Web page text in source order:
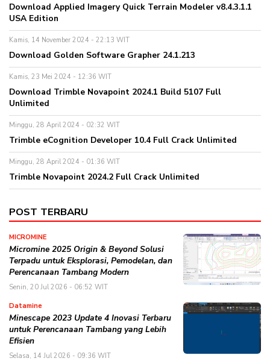
Download Applied Imagery Quick Terrain Modeler v8.4.3.1.1
USA Edition
Kamis, 14 November 2024 - 22:13 WIT
Download Golden Software Grapher 24.1.213
Kamis, 23 Mei 2024 - 12:36 WIT
Download Trimble Novapoint 2024.1 Build 5107 Full
Unlimited
Minggu, 28 April 2024 - 02:32 WIT
Trimble eCognition Developer 10.4 Full Crack Unlimited
Minggu, 28 April 2024 - 01:36 WIT
Trimble Novapoint 2024.2 Full Crack Unlimited
POST TERBARU
MICROMINE
Micromine 2025 Origin & Beyond Solusi
Terpadu untuk Eksplorasi, Pemodelan, dan
Perencanaan Tambang Modern
Senin, 20 Jul 2026 - 06:52 WIT
Datamine
Minescape 2023 Update 4 Inovasi Terbaru
untuk Perencanaan Tambang yang Lebih
Efisien
Selasa, 14 Jul 2026 - 09:36 WIT